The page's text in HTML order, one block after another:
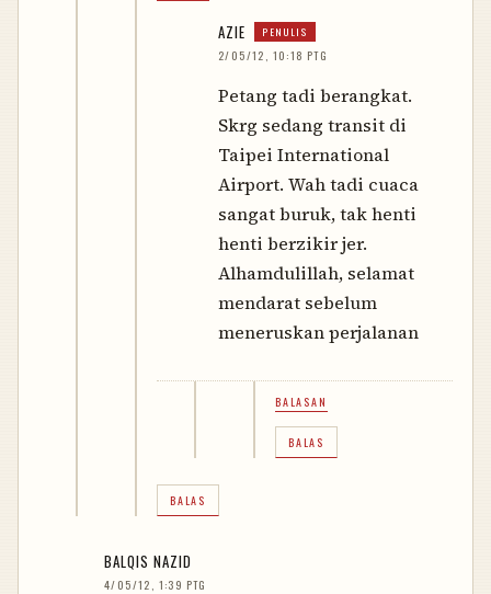
AZIE
2/05/12, 10:18 PTG
Petang tadi berangkat.
Skrg sedang transit di
Taipei International
Airport. Wah tadi cuaca
sangat buruk, tak henti
henti berzikir jer.
Alhamdulillah, selamat
mendarat sebelum
meneruskan perjalanan
BALASAN
BALAS
BALAS
BALQIS NAZID
4/05/12, 1:39 PTG